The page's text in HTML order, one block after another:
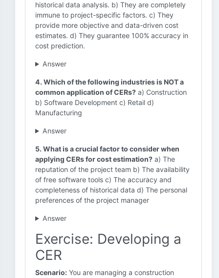
historical data analysis. b) They are completely
immune to project-specific factors. c) They
provide more objective and data-driven cost
estimates. d) They guarantee 100% accuracy in
cost prediction.
Answer
4. Which of the following industries is NOT a
common application of CERs? a) Construction
b) Software Development c) Retail d)
Manufacturing
Answer
5. What is a crucial factor to consider when
applying CERs for cost estimation? a) The
reputation of the project team b) The availability
of free software tools c) The accuracy and
completeness of historical data d) The personal
preferences of the project manager
Answer
Exercise: Developing a
CER
Scenario: You are managing a construction